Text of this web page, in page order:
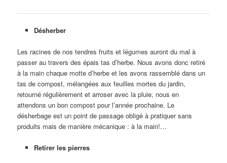
Désherber
Les racines de nos tendres fruits et légumes auront du mal à
passer au travers des épais tas d’herbe. Nous avons donc retiré
à la main chaque motte d’herbe et les avons rassemblé dans un
tas de compost, mélangées aux feuilles mortes du jardin,
retourné régulièrement et arroser avec la pluie, nous en
attendons un bon compost pour l’année prochaine. Le
désherbage est un point de passage obligé à pratiquer sans
produits mais de manière mécanique : à la main!…
Retirer les pierres